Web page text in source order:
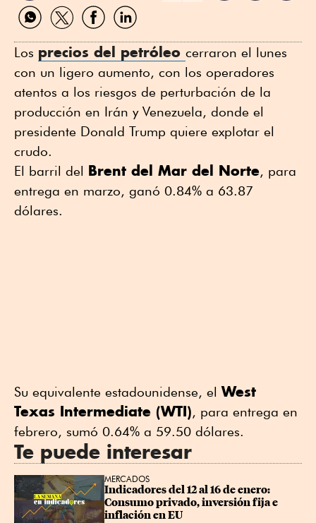
Compartir
por
Compartir
por
Compartir
por
Compartir
por
Los precios del petróleo cerraron el lunes
con un ligero aumento, con los operadores
atentos a los riesgos de perturbación de la
producción en Irán y Venezuela, donde el
presidente Donald Trump quiere explotar el
crudo.
El barril del Brent del Mar del Norte, para
entrega en marzo, ganó 0.84% a 63.87
dólares.
Su equivalente estadounidense, elWest
Texas Intermediate (WTI), para entrega en
febrero, sumó 0.64% a 59.50 dólares.
Te puede interesar
MERCADOS
Indicadores del 12 al 16 de enero:
Consumo privado, inversión fija e
inflación en EU